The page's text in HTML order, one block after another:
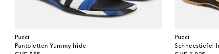
Pucci
Pantoletten Yummy Iride
Pucci
Schneestiefel